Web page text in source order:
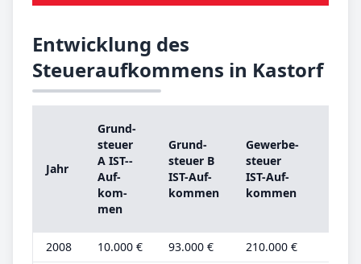
Entwicklung des
Steueraufkommens in Kastorf
Jahr
Grund­
steu­er
A IST-­
Auf­
kom­
men
Grund­
steu­er B
IST-­Auf­
kom­men
Ge­wer­be­
steu­er
IST-­Auf­
kom­men
2008 10.000 € 93.000 € 210.000 €